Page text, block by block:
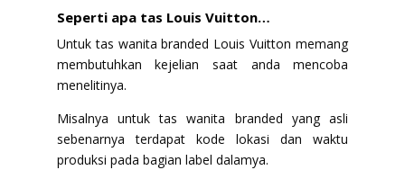
Seperti apa tas Louis Vuitton…
Untuk tas wanita branded Louis Vuitton memang
membutuhkan kejelian saat anda mencoba
menelitinya.
Misalnya untuk tas wanita branded yang asli
sebenarnya terdapat kode lokasi dan waktu
produksi pada bagian label dalamya.